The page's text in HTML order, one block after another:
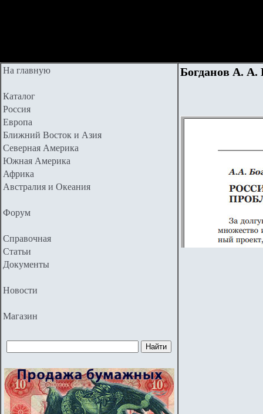
На главную
Каталог
Россия
Европа
Ближний Восток и Азия
Северная Америка
Южная Америка
Африка
Австралия и Океания
Форум
Справочная
Статьи
Документы
Новости
Магазин
Богданов А. А.